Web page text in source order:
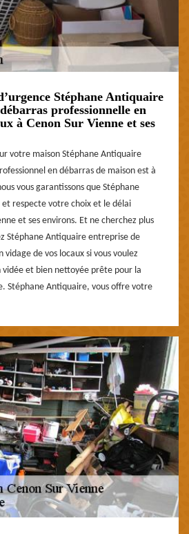
Stéphane Antiquaire
professionnelle en
à Cenon Sur Vienne et ses
votre maison Stéphane Antiquaire
en débarras de maison est à
vous garantissons que Stéphane
respecte votre choix et le délai
et ses environs. Et ne cherchez plus
Stéphane Antiquaire entreprise de
de vos locaux si vous voulez
vidée et bien nettoyée prête pour la
Stéphane Antiquaire, vous offre votre